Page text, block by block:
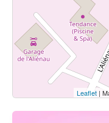
Leaflet |